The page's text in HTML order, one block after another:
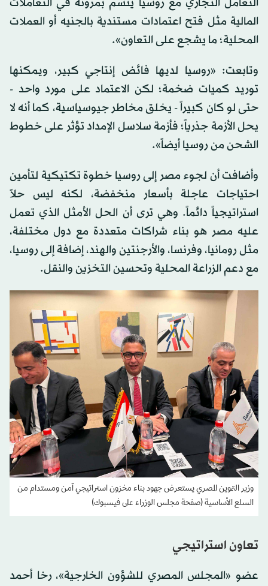
المالية مثل فتح اعتمادات مستندية بالجنيه أو العملات
المحلية؛ ما يشجع على التعاون».
وتابعت: «روسيا لديها فائض إنتاجي كبير، ويمكنها
توريد كميات ضخمة؛ لكن الاعتماد على مورد واحد -
حتى لو كان كبيراً - يخلق مخاطر جيوسياسية، كما أنه لا
يحل الأزمة جذرياً؛ فأزمة سلاسل الإمداد تؤثر على خطوط
الشحن من روسيا أيضاً».
وأضافت أن لجوء مصر إلى روسيا خطوة تكتيكية لتأمين
احتياجات عاجلة بأسعار منخفضة، لكنه ليس حلاً
استراتيجياً دائماً. وهي ترى أن الحل الأمثل الذي تعمل
عليه مصر هو بناء شراكات متعددة مع دول مختلفة،
مثل رومانيا، وفرنسا، والأرجنتين والهند، إضافة إلى روسيا،
مع دعم الزراعة المحلية وتحسين التخزين والنقل.
وزير التموين المصري يستعرض جهود بناء مخزون استراتيجي آمن ومستدام من
السلع الأساسية (صفحة مجلس الوزراء على فيسبوك)
تعاون استراتيجي
عضو «المجلس المصري للشؤون الخارجية»، رخا أحمد